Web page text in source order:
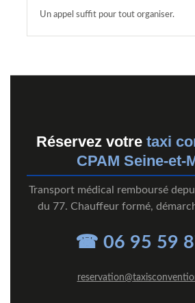
Un appel suffit pour tout organiser.
Réservez votre taxi
CPAM Seine-et-
Transport médical remboursé
du 77. Chauffeur formé,
☎ 06 95 59